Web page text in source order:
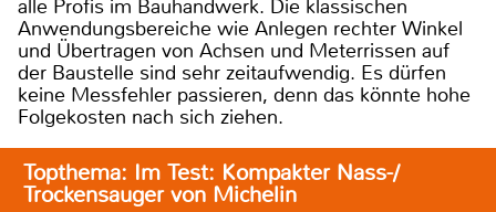
alle Profis im Bauhandwerk. Die klassischen
Anwendungsbereiche wie Anlegen rechter Winkel
und Übertragen von Achsen und Meterrissen auf
der Baustelle sind sehr zeitaufwendig. Es dürfen
keine Messfehler passieren, denn das könnte hohe
Folgekosten nach sich ziehen.
Topthema: Im Test: Kompakter Nass-/
Trockensauger von Michelin